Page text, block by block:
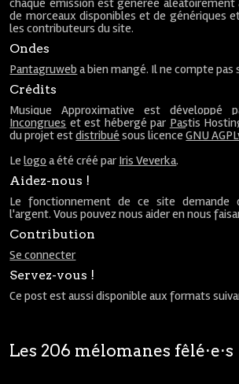
chaque émission est générée aléatoirement
de morceaux disponibles et de génériques
les contributeurs du site.
Ondes
Pantagruweb a bien mangé. Il ne compte pas
Crédits
Musique Approximative est développé
Incongrues et est hébergé par Pastis
du projet estdistribué sous licenceGNU
Lelogo a été créé par Iris Veverka.
Aidez-nous !
Le fonctionnement de ce site
l'argent. Vous pouvez nous aider en nous
Contribution
Se connecter
Servez-vous !
Ce post est aussi disponible aux formats
Les 206 mélomanes fêlé⋅e⋅s